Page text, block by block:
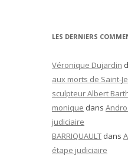
LES DERNIERS
Véronique Dujardin
aux morts de Saint-
sculpteur Albert
monique dans
judiciaire
BARRIQUAULT dans
étape judiciaire